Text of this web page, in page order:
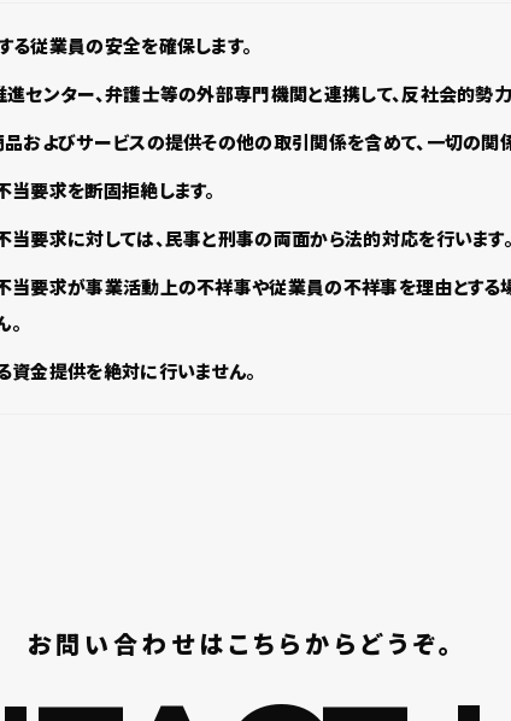
る従業員の安全を確保します。
進センター、弁護士等の外部専門機関と連携して、反社会的勢
品およびサービスの提供その他の取引関係を含めて、一切の関
当要求を断固拒絶します。
当要求に対しては、民事と刑事の両面から法的対応を行います
当要求が事業活動上の不祥事や従業員の不祥事を理由とする
資金提供を絶対に行いません。
お問い合わせはこちらからどうぞ。